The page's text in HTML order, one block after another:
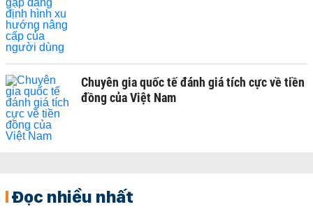
Chuyên gia quốc tế đánh giá tích cực về tiền
đồng của Việt Nam
Đọc nhiều nhất